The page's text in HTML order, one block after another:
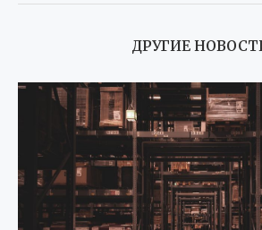
ДРУГИЕ